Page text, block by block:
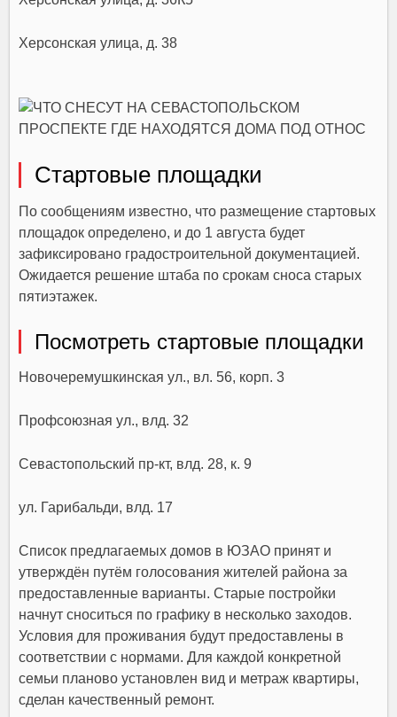
Херсонская улица, д. 38
Стартовые площадки
По сообщениям известно, что размещение стартовых
площадок определено, и до 1 августа будет
зафиксировано градостроительной документацией.
Ожидается решение штаба по срокам сноса старых
пятиэтажек.
Посмотреть стартовые площадки
Новочеремушкинская ул., вл. 56, корп. 3
Профсоюзная ул., влд. 32
Севастопольский пр-кт, влд. 28, к. 9
ул. Гарибальди, влд. 17
Список предлагаемых домов в ЮЗАО принят и
утверждён путём голосования жителей района за
предоставленные варианты. Старые постройки
начнут сноситься по графику в несколько заходов.
Условия для проживания будут предоставлены в
соответствии с нормами. Для каждой конкретной
семьи планово установлен вид и метраж квартиры,
сделан качественный ремонт.